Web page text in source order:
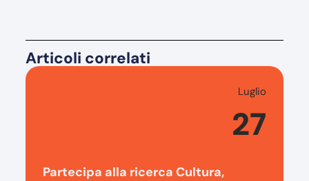
Articoli correlati
Luglio
27
Partecipa alla ricerca Cultura,